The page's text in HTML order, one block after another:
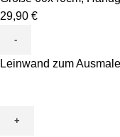
29,90 €
Leinwand zum